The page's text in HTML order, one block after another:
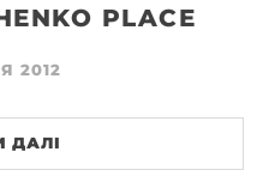
PLACE
2012
ДАЛІ